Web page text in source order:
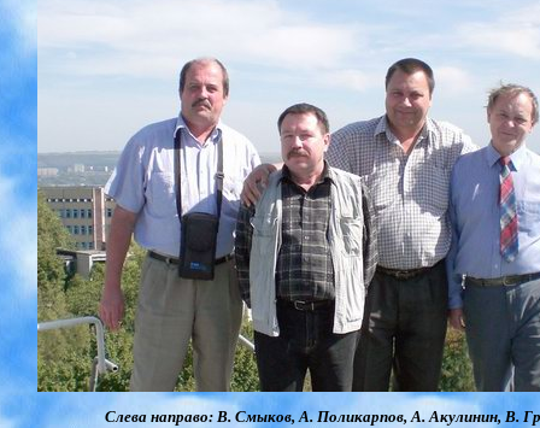
Слева направо: В. Смыков, А. Поликарпов, А. Акулинин, В.